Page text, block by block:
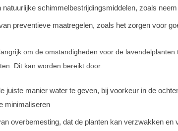
natuurlijke schimmelbestrijdingsmiddelen, zoals
preventieve maatregelen, zoals het zorgen voor
om de omstandigheden voor de
Dit kan worden bereikt door:
juiste manier water te geven, bij voorkeur in de
minimaliseren
overbemesting, dat de planten kan verzwakken